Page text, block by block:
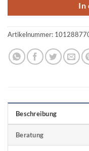
In
Artikelnummer:
Beschreibung
Beratung